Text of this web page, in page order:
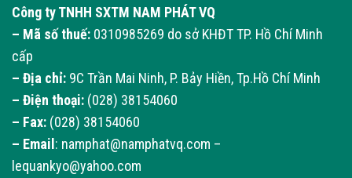
Công ty TNHH SXTM NAM PHÁT VQ
– Mã số thuế: 0310985269 do sở KHĐT TP. Hồ Chí Minh
cấp
– Địa chỉ: 9C Trần Mai Ninh, P. Bảy Hiền, Tp.Hồ Chí Minh
– Điện thoại: (028) 38154060
– Fax: (028) 38154060
– Email: namphat@namphatvq.com –
lequankyo@yahoo.com